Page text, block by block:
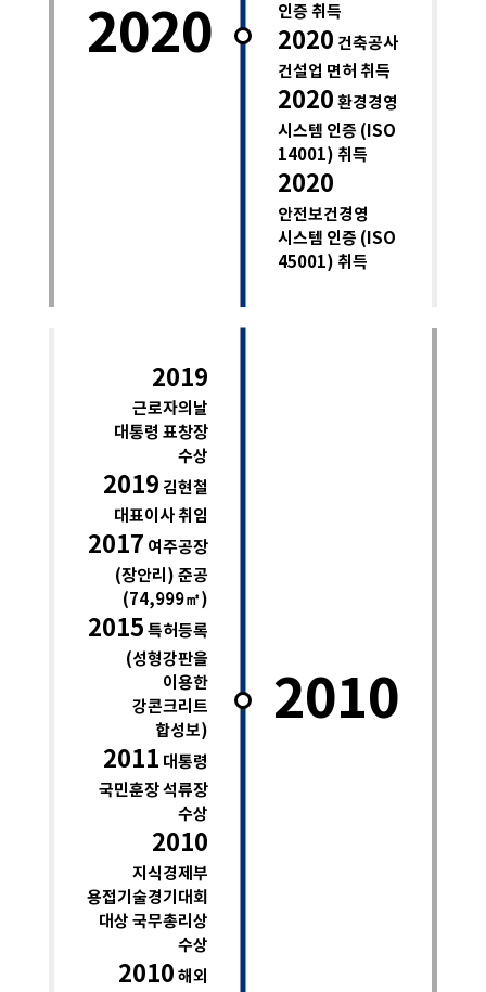
2020
인증 취득
2020 건축공사
건설업 면허 취득
2020 환경경영
시스템 인증 (ISO
14001) 취득
2020
안전보건경영
시스템 인증 (ISO
45001) 취득
2010
2019
근로자의날
대통령 표창장
수상
2019 김현철
대표이사 취임
2017 여주공장
(장안리) 준공
(74,999㎡)
2015 특허등록
(성형강판을
이용한
강콘크리트
합성보)
2011 대통령
국민훈장 석류장
수상
2010
지식경제부
용접기술경기대회
대상 국무총리상
수상
2010 해외